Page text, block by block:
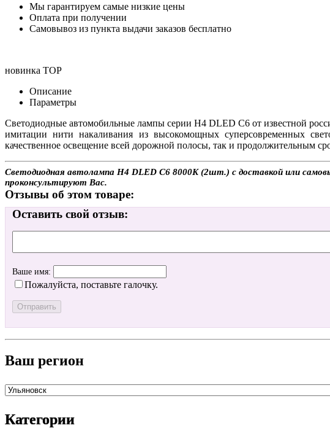
Мы гарантируем самые низкие цены
Оплата при получении
Самовывоз из пункта выдачи заказов бесплатно
новинка TOP
Описание
Параметры
Светодиодные автомобильные лампы серии H4 DLED C6 от известной
имитации нити накаливания из высокомощных суперсовременных
качественное освещение всей дорожной полосы, так и продолжительным
Светодиодная автолампа H4 DLED C6 8000K (2шт.) с доставкой или
проконсультируют Вас.
Отзывы об этом товаре:
Оставить свой отзыв:
Ваше имя:
Пожалуйста, поставьте галочку.
Ваш регион
Категории